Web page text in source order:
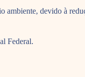
devido à
Federal.